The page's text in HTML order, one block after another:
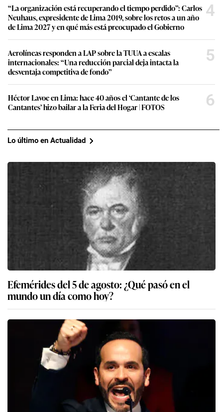
“La organización está recuperando el tiempo perdido”: Carlos
Neuhaus, expresidente de Lima 2019, sobre los retos a un año
de Lima 2027 y en qué más está preocupado el Gobierno
4
Aerolíneas responden a LAP sobre la TUUA a escalas
internacionales: “Una reducción parcial deja intacta la
desventaja competitiva de fondo”
5
Héctor Lavoe en Lima: hace 40 años el ‘Cantante de los
Cantantes’ hizo bailar a la Feria del Hogar | FOTOS
6
Lo último en Actualidad
Efemérides del 5 de agosto: ¿Qué pasó en el
mundo un día como hoy?